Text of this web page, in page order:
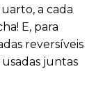
a cada
E, para
reversíveis
juntas